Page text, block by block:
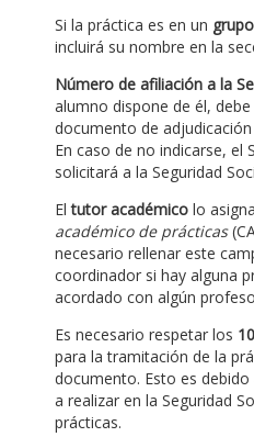
Si la práctica es en un
incluirá su nombre en la
Número de afiliación a la
alumno dispone de él,
documento de
En caso de no indicarse, el
solicitará a la Seguridad
Eltutor académico lo
académico de prácticas
necesario rellenar este
coordinador si hay alguna
acordado con algún
Es necesario respetar los
para la tramitación de la
documento. Esto es
a realizar en la Seguridad
prácticas.